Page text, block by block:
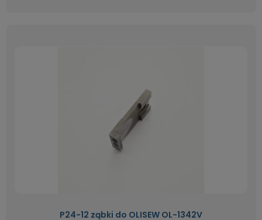
P24-12 ząbki do OLISEW OL-1342V